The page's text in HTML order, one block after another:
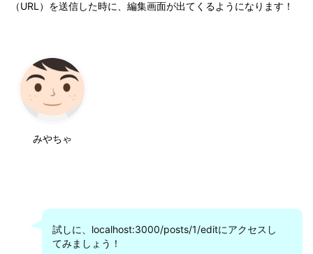
（URL）を送信した時に、編集画面が出てくるようになります！
みやちゃ
試しに、localhost:3000/posts/1/editにアクセスし
てみましょう！